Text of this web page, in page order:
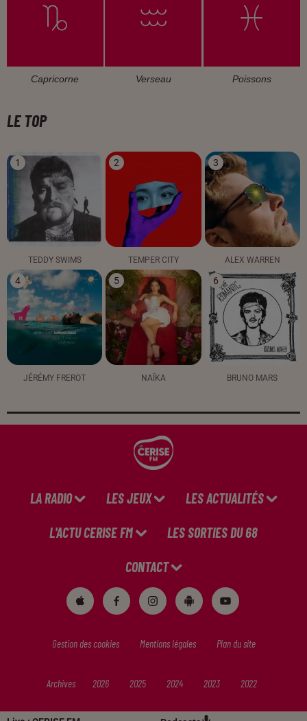
Capricorne Verseau Poissons
LE TOP
1
TEDDY SWIMS
2
TEMPER CITY
3
ALEX WARREN
4
JÉRÉMY FREROT
5
NAÏKA
6
BRUNO MARS
LA RADIO LES JEUX LES ACTUALITÉS
L'ACTU CERISE FM LES SORTIES DU 68
CONTACT
Gestion des cookies Mentions légales Plan du site
Archives 2026 2025 2024 2023 2022